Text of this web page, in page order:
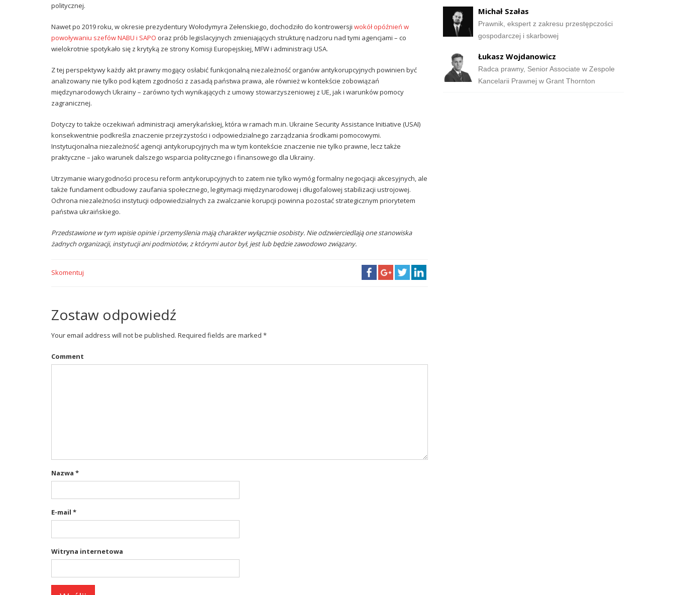
politycznej.
Nawet po 2019 roku, w okresie prezydentury Wołodymyra Zełenskiego, dochodziło do kontrowersji wokół opóźnień w
powoływaniu szefów NABU i SAPO oraz prób legislacyjnych zmieniających strukturę nadzoru nad tymi agencjami – co
wielokrotnie spotykało się z krytyką ze strony Komisji Europejskiej, MFW i administracji USA.
Z tej perspektywy każdy akt prawny mogący osłabić funkcjonalną niezależność organów antykorupcyjnych powinien być
analizowany nie tylko pod kątem zgodności z zasadą państwa prawa, ale również w kontekście zobowiązań
międzynarodowych Ukrainy – zarówno tych wynikających z umowy stowarzyszeniowej z UE, jak i warunków pomocy
zagranicznej.
Dotyczy to także oczekiwań administracji amerykańskiej, która w ramach m.in. Ukraine Security Assistance Initiative (USAI)
konsekwentnie podkreśla znaczenie przejrzystości i odpowiedzialnego zarządzania środkami pomocowymi.
Instytucjonalna niezależność agencji antykorupcyjnych ma w tym kontekście znaczenie nie tylko prawne, lecz także
praktyczne – jako warunek dalszego wsparcia politycznego i finansowego dla Ukrainy.
Utrzymanie wiarygodności procesu reform antykorupcyjnych to zatem nie tylko wymóg formalny negocjacji akcesyjnych, ale
także fundament odbudowy zaufania społecznego, legitymacji międzynarodowej i długofalowej stabilizacji ustrojowej.
Ochrona niezależności instytucji odpowiedzialnych za zwalczanie korupcji powinna pozostać strategicznym priorytetem
państwa ukraińskiego.
Przedstawione w tym wpisie opinie i przemyślenia mają charakter wyłącznie osobisty. Nie odzwierciedlają one stanowiska
żadnych organizacji, instytucji ani podmiotów, z którymi autor był, jest lub będzie zawodowo związany.
Skomentuj
Zostaw odpowiedź
Your email address will not be published. Required fields are marked *
Comment
Nazwa *
E-mail *
Witryna internetowa
Michał Szałas
Prawnik, ekspert z zakresu przestępczości
gospodarczej i skarbowej
Łukasz Wojdanowicz
Radca prawny, Senior Associate w Zespole
Kancelarii Prawnej w Grant Thornton